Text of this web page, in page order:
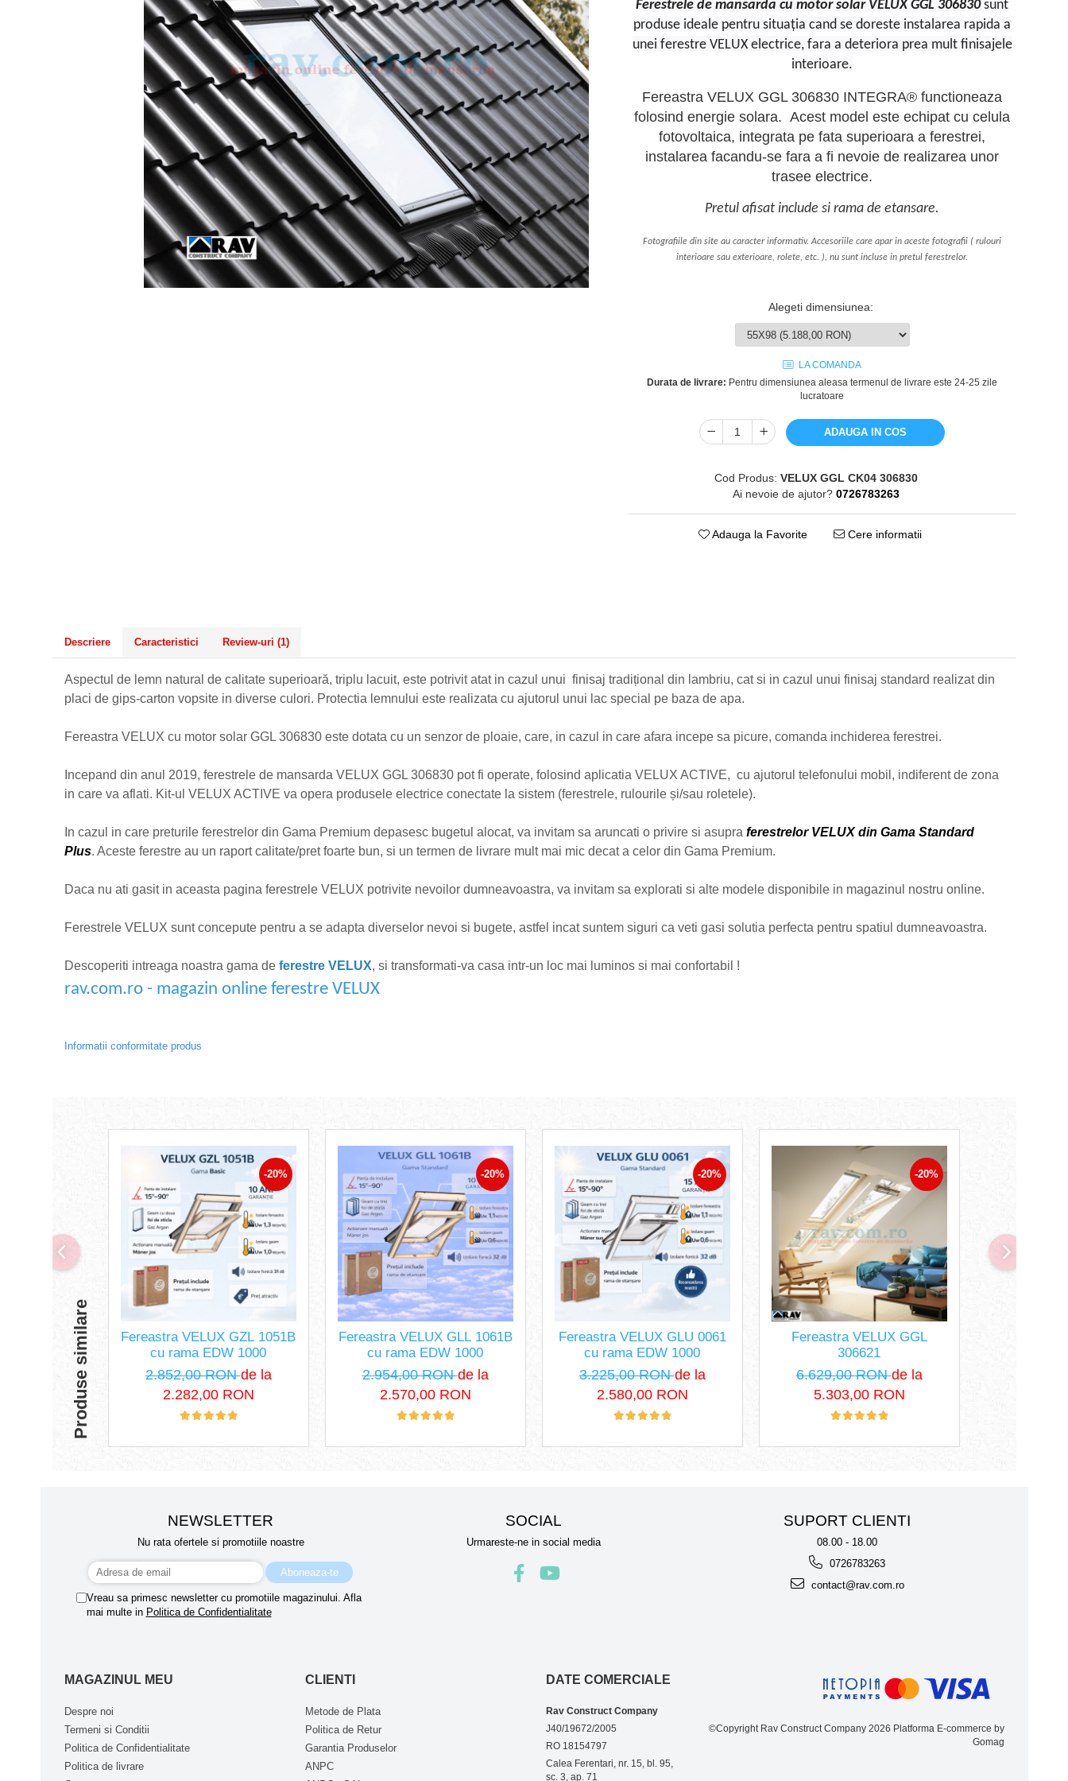
Ferestrele de mansarda cu motor solar VELUX GGL 306830sunt
produse ideale pentru situația cand se doreste instalarea rapida a
unei ferestre VELUX electrice, fara a deteriora prea mult finisajele
interioare.
Fereastra VELUX GGL 306830 INTEGRA® functioneaza
folosind energie solara. Acest model este echipat cu celula
fotovoltaica, integrata pe fata superioara a ferestrei,
instalarea facandu-se fara a fi nevoie de realizarea unor
trasee electrice.
Pretul afisat include si rama de etansare.
Fotografiile din site au caracter informativ. Accesoriile care apar in aceste fotografii ( rulouri
interioare sau exterioare, rolete, etc. ), nu sunt incluse in pretul ferestrelor.
Alegeti dimensiunea:
LA COMANDA
Durata de livrare: Pentru dimensiunea aleasa termenul de livrare este 24-25 zile
lucratoare
ADAUGA IN COS
Cod Produs: VELUX GGL CK04 306830
Ai nevoie de ajutor? 0726783263
Adauga la Favorite Cere informatii
Descriere Caracteristici Review-uri (1)
Aspectul de lemn natural de calitate superioară, triplu lacuit, este potrivit atat in cazul unui finisaj tradițional din lambriu, cat si in cazul unui finisaj standard realizat din
placi de gips-carton vopsite in diverse culori. Protectia lemnului este realizata cu ajutorul unui lac special pe baza de apa.
Fereastra VELUX cu motor solar GGL 306830 este dotata cu un senzor de ploaie, care, in cazul in care afara incepe sa picure, comanda inchiderea ferestrei.
Incepand din anul 2019, ferestrele de mansarda VELUX GGL 306830 pot fi operate, folosind aplicatia VELUX ACTIVE, cu ajutorul telefonului mobil, indiferent de zona
in care va aflati. Kit-ul VELUX ACTIVE va opera produsele electrice conectate la sistem (ferestrele, rulourile și/sau roletele).
In cazul in care preturile ferestrelor din Gama Premium depasesc bugetul alocat, va invitam sa aruncati o privire si asupra ferestrelor VELUX din Gama Standard
Plus. Aceste ferestre au un raport calitate/pret foarte bun, si un termen de livrare mult mai mic decat a celor din Gama Premium.
Daca nu ati gasit in aceasta pagina ferestrele VELUX potrivite nevoilor dumneavoastra, va invitam sa explorati si alte modele disponibile in magazinul nostru online.
Ferestrele VELUX sunt concepute pentru a se adapta diverselor nevoi si bugete, astfel incat suntem siguri ca veti gasi solutia perfecta pentru spatiul dumneavoastra.
Descoperiti intreaga noastra gama de ferestre VELUX, si transformati-va casa intr-un loc mai luminos si mai confortabil !
rav.com.ro - magazin online ferestre VELUX
Informatii conformitate produs
Produse similare
-20%
Fereastra VELUX GZL 1051B
cu rama EDW 1000
2.852,00 RONde la
2.282,00 RON
-20%
Fereastra VELUX GLL 1061B
cu rama EDW 1000
2.954,00 RONde la
2.570,00 RON
-20%
Fereastra VELUX GLU 0061
cu rama EDW 1000
3.225,00 RONde la
2.580,00 RON
-20%
Fereastra VELUX GGL
306621
6.629,00 RONde la
5.303,00 RON
NEWSLETTER
Nu rata ofertele si promotiile noastre
Vreau sa primesc newsletter cu promotiile magazinului. Afla
mai multe in Politica de Confidentialitate
SOCIAL
Urmareste-ne in social media
SUPORT CLIENTI
08.00 - 18.00
0726783263
contact@rav.com.ro
MAGAZINUL MEU
Despre noi
Termeni si Conditii
Politica de Confidentialitate
Politica de livrare
CLIENTI
Metode de Plata
Politica de Retur
Garantia Produselor
ANPC
DATE COMERCIALE
Rav Construct Company
J40/19672/2005
RO 18154797
Calea Ferentari, nr. 15, bl. 95,
sc. 3, ap. 71
©Copyright Rav Construct Company 2026 Platforma E-commerce by
Gomag